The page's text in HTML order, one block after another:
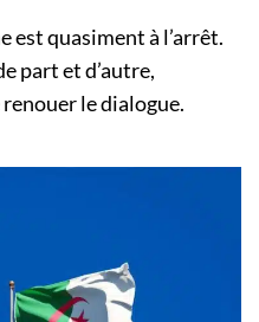
est quasiment à l’arrêt.
part et d’autre,
le dialogue.